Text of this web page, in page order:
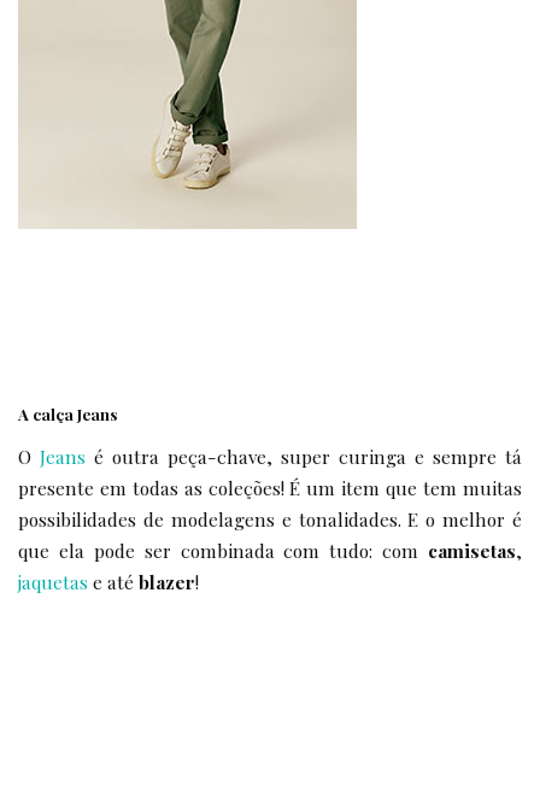
A calça Jeans
O Jeans é outra peça-chave, super curinga e sempre tá
presente em todas as coleções! É um item que tem muitas
possibilidades de modelagens e tonalidades. E o melhor é
que ela pode ser combinada com tudo: com camisetas,
jaquetas e até blazer!